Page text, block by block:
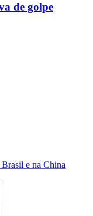
de golpe
e na China